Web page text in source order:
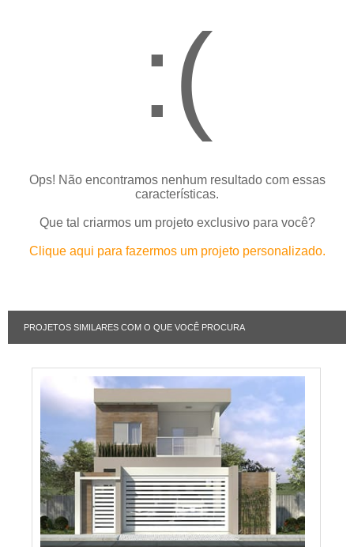
:(
Ops! Não encontramos nenhum resultado com essas
características.
Que tal criarmos um projeto exclusivo para você?
Clique aqui para fazermos um projeto personalizado.
PROJETOS SIMILARES COM O QUE VOCÊ PROCURA